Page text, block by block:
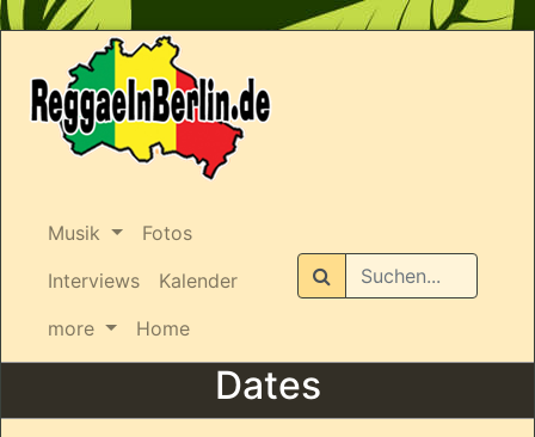
Musik
Fotos
Interviews
Kalender
more
Home
Suchen
Dates